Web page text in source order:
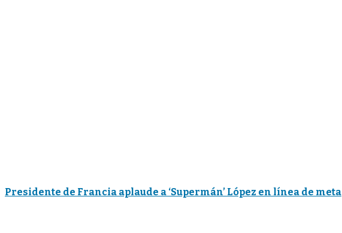
Presidente de Francia aplaude a ‘Supermán’ López en línea de meta